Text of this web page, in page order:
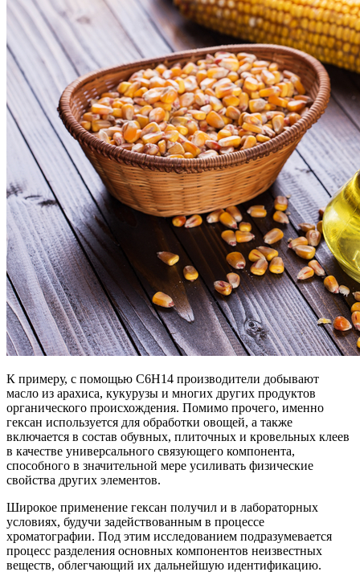
К примеру, с помощью С6Н14 производители добывают
масло из арахиса, кукурузы и многих других продуктов
органического происхождения. Помимо прочего, именно
гексан используется для обработки овощей, а также
включается в состав обувных, плиточных и кровельных клеев
в качестве универсального связующего компонента,
способного в значительной мере усиливать физические
свойства других элементов.
Широкое применение гексан получил и в лабораторных
условиях, будучи задействованным в процессе
хроматографии. Под этим исследованием подразумевается
процесс разделения основных компонентов неизвестных
веществ, облегчающий их дальнейшую идентификацию.